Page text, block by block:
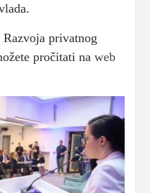
privatnog
pročitati na web